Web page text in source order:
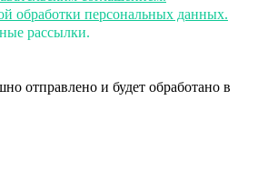
обработки персональных данных.
рассылки.
отправлено и будет обработано в